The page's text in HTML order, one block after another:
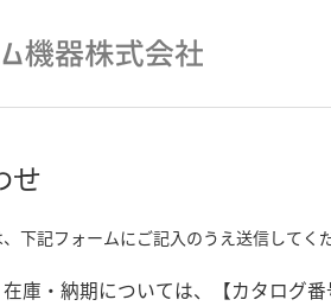
せ
下記フォームにご記入のうえ送信してく
庫・納期については、【カタログ